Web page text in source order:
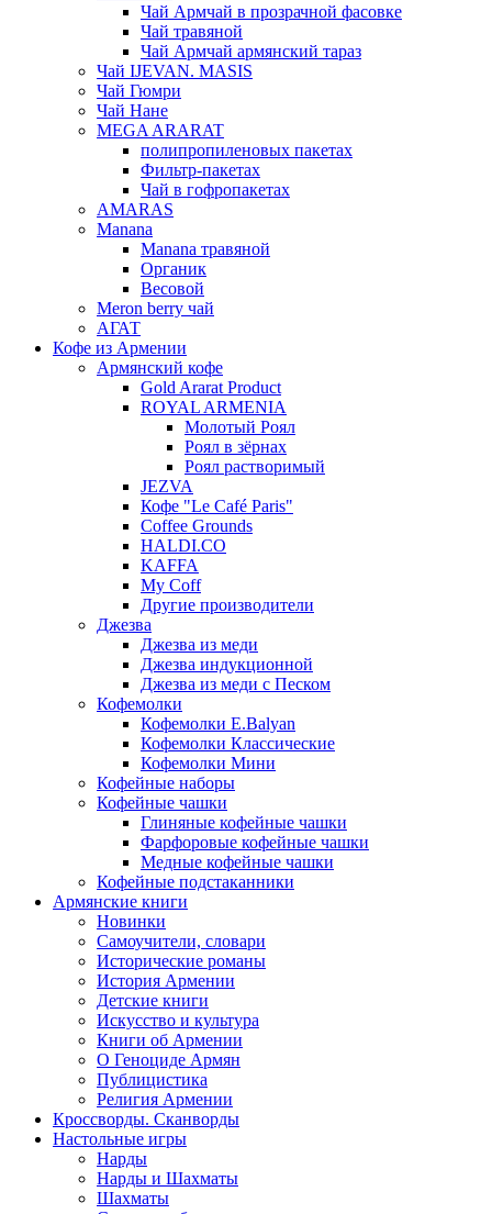
Чай Армчай в прозрачной фасовке
Чай травяной
Чай Армчай армянский тараз
Чай IJEVAN. MASIS
Чай Гюмри
Чай Нане
MEGA ARARAT
полипропиленовых пакетах
Фильтр-пакетах
Чай в гофропакетах
AMARAS
Manana
Manana травяной
Органик
Весовой
Meron berry чай
АГАТ
Кофе из Армении
Армянский кофе
Gold Ararat Product
ROYAL ARMENIA
Молотый Роял
Роял в зёрнах
Роял растворимый
JEZVA
Кофе "Le Café Paris"
Coffee Grounds
HALDI.CO
KAFFA
My Coff
Другие производители
Джезва
Джезва из меди
Джезва индукционной
Джезва из меди с Песком
Кофемолки
Кофемолки E.Balyan
Кофемолки Классические
Кофемолки Мини
Кофейные наборы
Кофейные чашки
Глиняные кофейные чашки
Фарфоровые кофейные чашки
Медные кофейные чашки
Кофейные подстаканники
Армянские книги
Новинки
Самоучители, словари
Исторические романы
История Армении
Детские книги
Иcкусство и культура
Книги об Армении
О Геноциде Армян
Публицистика
Религия Армении
Кроссворды. Сканворды
Настольные игры
Нарды
Нарды и Шахматы
Шахматы